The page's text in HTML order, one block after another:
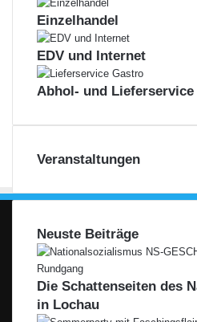
Einzelhandel
EDV und Internet
Abhol- und Lieferservice
Veranstaltungen
Neuste Beiträge
Die Schattenseiten des
in Lochau